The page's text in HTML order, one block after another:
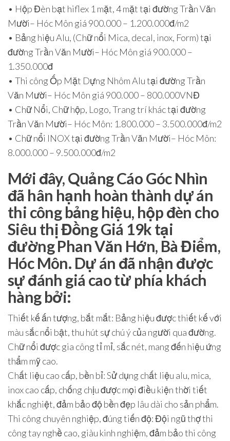
• Hộp Đèn bạt hiflex 1 mặt, 4 mặt tại đường Trần Văn
Mười– Hóc Môn giá 900.000 – 1.200.000đ/m2
• Bảng hiệu Alu, (Chữ nổi Mica, decal, inox, Form) tại
đường Trần Văn Mười– Hóc Môn giá 900.000 –
1.350.000đ
• Thi công Ốp Mặt Dựng Nhôm Alu tại đường Trần
Văn Mười– Hóc Môn giá 900.000 – 800.000VNĐ
• Chữ Nổi, Chữ hộp, Logo, Trang trí khác tại đường
Trần Văn Mười– Hóc Môn: 1.800.000 – 3.500.000đ/m2
• Chữ nổi INOX tại đường Trần Văn Mười– Hóc Môn:
8.000.000 – 9.500.000đ/m2
Mới đây, Quảng Cáo Góc Nhìn
đã hân hạnh hoàn thành dự án
thi công bảng hiệu, hộp đèn cho
Siêu thị Đồng Giá 19k tại
đường Phan Văn Hớn, Bà Điểm,
Hóc Môn. Dự án đã nhận được
sự đánh giá cao từ phía khách
hàng bởi:
Thiết kế ấn tượng, bắt mắt: Bảng hiệu được thiết kế với
màu sắc nổi bật, thu hút sự chú ý của người qua đường.
Chữ nổi được gia công tỉ mỉ, sắc nét, mang đến hiệu ứng
thẩm mỹ cao.
Chất liệu cao cấp, bền bỉ: Sử dụng chất liệu alu, mica,
inox cao cấp, chống chịu được mọi điều kiện thời tiết
khắc nghiệt, đảm bảo độ bền đẹp lâu dài cho sản phẩm.
Thi công chuyên nghiệp, đúng tiến độ: Đội ngũ thợ thi
công tay nghề cao, giàu kinh nghiệm, đảm bảo thi công